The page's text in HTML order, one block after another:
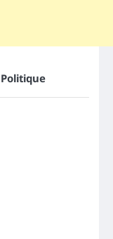
Politique